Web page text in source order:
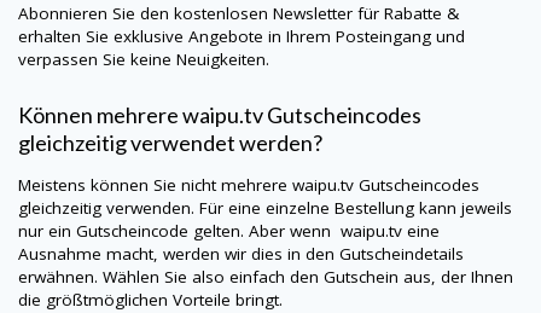
Abonnieren Sie den kostenlosen Newsletter für Rabatte &
erhalten Sie exklusive Angebote in Ihrem Posteingang und
verpassen Sie keine Neuigkeiten.
Können mehrerewaipu.tvGutscheincodes
gleichzeitig verwendet werden?
Meistens können Sie nicht mehrere waipu.tv Gutscheincodes
gleichzeitig verwenden. Für eine einzelne Bestellung kann jeweils
nur ein Gutscheincode gelten. Aber wenn waipu.tv eine
Ausnahme macht, werden wir dies in den Gutscheindetails
erwähnen. Wählen Sie also einfach den Gutschein aus, der Ihnen
die größtmöglichen Vorteile bringt.